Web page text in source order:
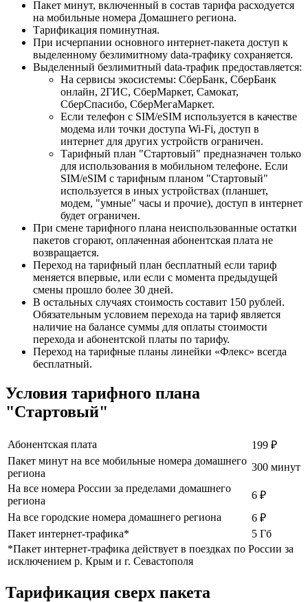
Пакет минут, включенный в состав тарифа расходуется
на мобильные номера Домашнего региона.
Тарификация поминутная.
При исчерпании основного интернет-пакета доступ к
выделенному безлимитному data-трафику сохраняется.
Выделенный безлимитный data-трафик предоставляется:
На сервисы экосистемы: СберБанк, СберБанк
онлайн, 2ГИС, СберМаркет, Самокат,
СберСпасибо, СберМегаМаркет.
Если телефон с SIM/eSIM используется в качестве
модема или точки доступа Wi-Fi, доступ в
интернет для других устройств ограничен.
Тарифный план "Стартовый" предназначен только
для использования в мобильном телефоне. Если
SIM/eSIM c тарифным планом "Стартовый"
используется в иных устройствах (планшет,
модем, "умные" часы и прочие), доступ в интернет
будет ограничен.
При смене тарифного плана неиспользованные остатки
пакетов сгорают, оплаченная абонентская плата не
возвращается.
Переход на тарифный план бесплатный если тариф
меняется впервые, или если с момента предыдущей
смены прошло более 30 дней.
В остальных случаях стоимость составит 150 рублей.
Обязательным условием перехода на тариф является
наличие на балансе суммы для оплаты стоимости
перехода и абонентской платы по тарифу.
Переход на тарифные планы линейки «Флекс» всегда
бесплатный.
Условия тарифного плана
"Стартовый"
Абонентская плата
199 ₽
Пакет минут на все мобильные номера домашнего
региона
300 минут
На все номера России за пределами домашнего
региона
6 ₽
На все городские номера домашнего региона
6 ₽
Пакет интернет-трафика*
5 Гб
*Пакет интернет-трафика действует в поездках по России за
исключением р. Крым и г. Севастополя
Тарификация сверх пакета